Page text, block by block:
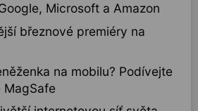
Microsoft a Amazon
březnové premiéry na
na mobilu? Podívejte
MagSafe